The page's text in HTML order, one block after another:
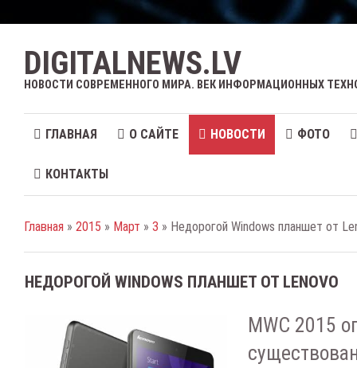
DIGITALNEWS.LV
НОВОСТИ СОВРЕМЕННОГО МИРА. ВЕК ИНФОРМАЦИОННЫХ
ГЛАВНАЯ О САЙТЕ НОВОСТИ ФОТО
КОНТАКТЫ
Главная » 2015 » Март » 3 » Недорогой Windows планшет от
НЕДОРОГОЙ WINDOWS ПЛАНШЕТ ОТ LENOVO
MWC 2015